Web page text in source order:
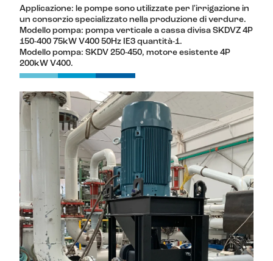
Applicazione: le pompe sono utilizzate per l'irrigazione in
un consorzio specializzato nella produzione di verdure.
Modello pompa: pompa verticale a cassa divisa SKDVZ 4P
150-400 75kW V400 50Hz IE3 quantità-1.
Modello pompa: SKDV 250-450, motore esistente 4P
200kW V400.